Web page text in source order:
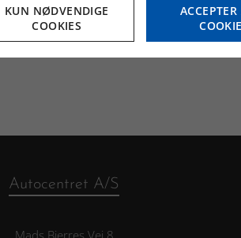
og hænge på boksen eller i
Autocentret A/S
Mads Bjerres Vej 8
KUN NØDVENDIGE
COOKIES